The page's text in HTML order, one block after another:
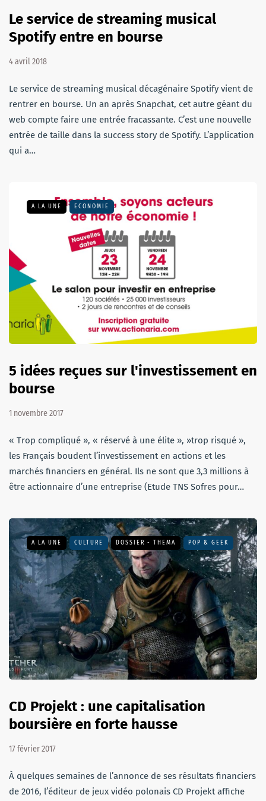
Le service de streaming musical
Spotify entre en bourse
4 avril 2018
Le service de streaming musical décagénaire Spotify vient de
rentrer en bourse. Un an après Snapchat, cet autre géant du
web compte faire une entrée fracassante. C’est une nouvelle
entrée de taille dans la success story de Spotify. L’application
qui a…
A LA UNE ECONOMIE
5 idées reçues sur l'investissement en
bourse
1 novembre 2017
« Trop compliqué », « réservé à une élite », »trop risqué »,
les Français boudent l’investissement en actions et les
marchés financiers en général. Ils ne sont que 3,3 millions à
être actionnaire d’une entreprise (Etude TNS Sofres pour…
A LA UNE CULTURE DOSSIER - THEMA POP & GEEK
CD Projekt : une capitalisation
boursière en forte hausse
17 février 2017
À quelques semaines de l’annonce de ses résultats financiers
de 2016, l’éditeur de jeux vidéo polonais CD Projekt affiche